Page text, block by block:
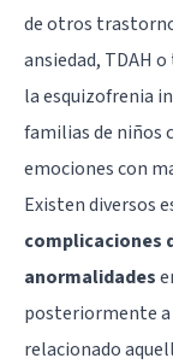
de otros
ansiedad, TDAH o
la esquizofrenia
familias de niños
emociones con
Existen diversos
complicaciones
anormalidades
posteriormente a
relacionado